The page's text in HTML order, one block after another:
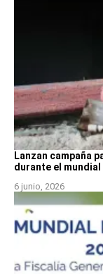
Lanzan campaña
durante el mundial
6 junio, 2026